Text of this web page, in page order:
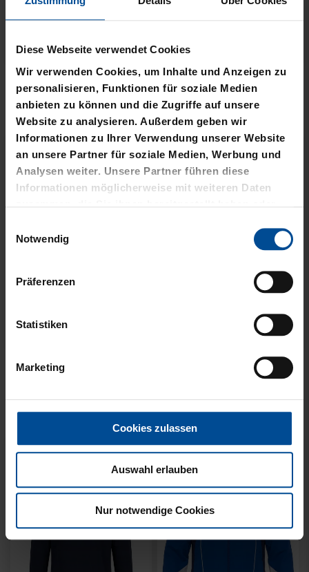
Diese Webseite verwendet Cookies
Wir verwenden Cookies, um Inhalte und Anzeigen zu
personalisieren, Funktionen für soziale Medien
anbieten zu können und die Zugriffe auf unsere
Website zu analysieren. Außerdem geben wir
Informationen zu Ihrer Verwendung unserer Website
an unsere Partner für soziale Medien, Werbung und
Analysen weiter. Unsere Partner führen diese
Informationen möglicherweise mit weiteren Daten
gesammelt haben.
Notwendig
Präferenzen
Statistiken
Marketing
Cookies zulassen
Auswahl erlauben
Nur notwendige Cookies
Neu
T-SHIRT STADTMOMENTE
29,95 €
Neu
HOODIE STADTMOMENTE
59,95 €
SWEATER KARLSRUHE SWEATER KARLSRUHE